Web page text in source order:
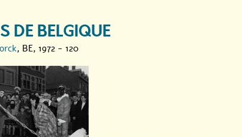
DE BELGIQUE
, BE, 1972 - 120